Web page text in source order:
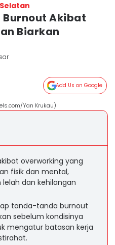
Burnout Akibat
Biarkan
Add Us on Google
Yan Krukau)
overworking yang
fisik dan mental,
dan kehilangan
tanda-tanda burnout
sebelum kondisinya
mengatur batasan kerja